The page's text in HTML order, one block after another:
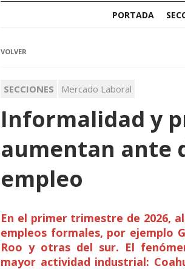
PORTADA
VOLVER
SECCIONES Mercado Laboral
Informalidad y
aumentan ante
empleo
En el primer trimestre de 2026,
empleos formales, por ejemplo
Roo y otras del sur. El
mayor actividad industrial: